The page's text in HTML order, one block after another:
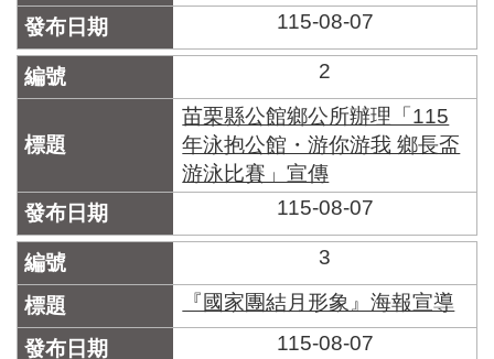
統
文
化
局
化
產
臺
北
區
里
界
115-08-07
2
苗栗縣公館鄉公所辦理「115
年泳抱公館・游你游我 鄉長盃
游泳比賽」宣傳
115-08-07
3
『國家團結月形象』海報宣導
115-08-07